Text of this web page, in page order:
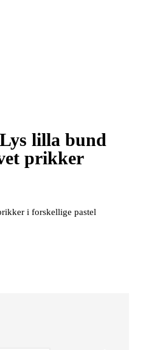
lilla bund
prikker
i forskellige pastel